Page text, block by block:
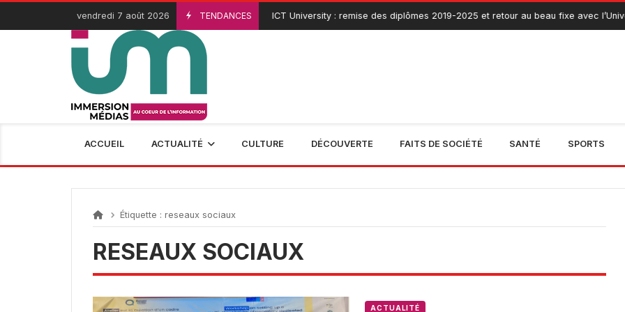
Passer
contenu
vendredi 7 août 2026 TENDANCES
3 Août 2026 ICT University : remise des diplômes 2019-2025 et retour au beau fixe avec
ACCUEIL ACTUALITÉ CULTURE DÉCOUVERTE FAITS DE SOCIÉTÉ SANTÉ SPORTS
Étiquette : reseaux sociaux
RESEAUX SOCIAUX
ACTUALITÉ